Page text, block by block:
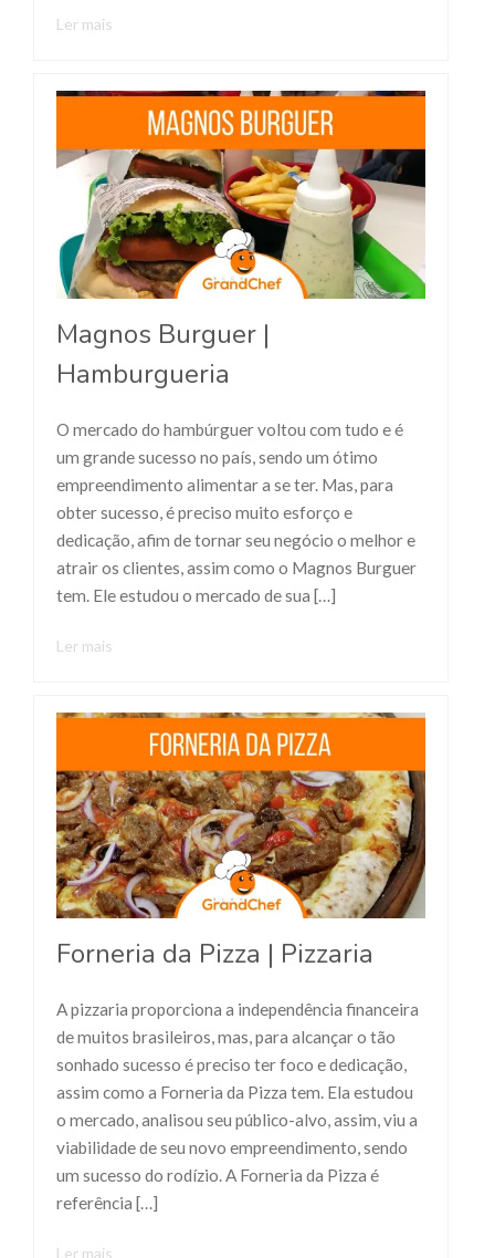
Ler mais
Magnos Burguer |
Hamburgueria
O mercado do hambúrguer voltou com tudo e é
um grande sucesso no país, sendo um ótimo
empreendimento alimentar a se ter. Mas, para
obter sucesso, é preciso muito esforço e
dedicação, afim de tornar seu negócio o melhor e
atrair os clientes, assim como o Magnos Burguer
tem. Ele estudou o mercado de sua […]
Ler mais
Forneria da Pizza | Pizzaria
A pizzaria proporciona a independência financeira
de muitos brasileiros, mas, para alcançar o tão
sonhado sucesso é preciso ter foco e dedicação,
assim como a Forneria da Pizza tem. Ela estudou
o mercado, analisou seu público-alvo, assim, viu a
viabilidade de seu novo empreendimento, sendo
um sucesso do rodízio. A Forneria da Pizza é
referência […]
Ler mais